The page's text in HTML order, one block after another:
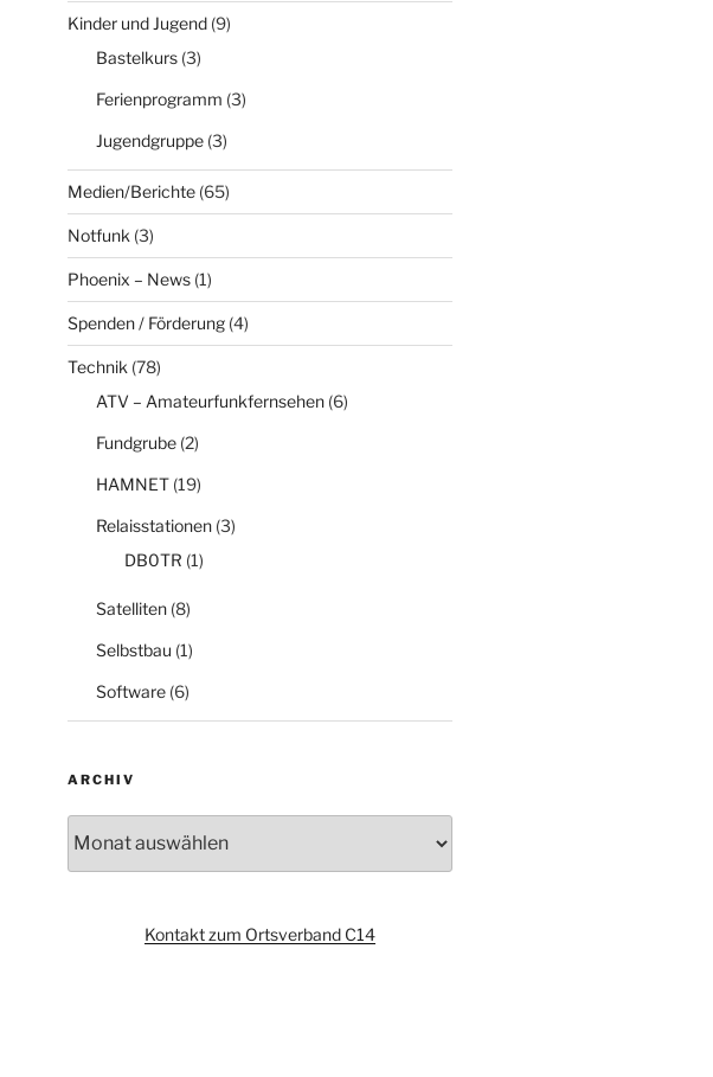
Kinder und Jugend(9)
Bastelkurs(3)
Ferienprogramm (3)
Jugendgruppe(3)
Medien/Berichte(65)
Notfunk (3)
Phoenix – News(1)
Spenden / Förderung(4)
Technik (78)
ATV – Amateurfunkfernsehen(6)
Fundgrube(2)
HAMNET(19)
Relaisstationen(3)
DB0TR (1)
Satelliten(8)
Selbstbau (1)
Software(6)
ARCHIV
Kontakt zum Ortsverband C14